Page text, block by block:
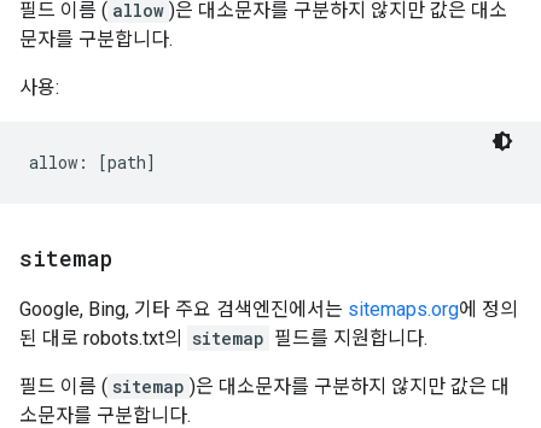
필드 이름 ( allow )은 대소문자를 구분하지 않지만 값은 대소
문자를 구분합니다.
사용:
sitemap
Google, Bing, 기타 주요 검색엔진에서는 sitemaps.org에 정의
된 대로 robots.txt의
sitemap 필드를 지원합니다.
필드 이름 ( sitemap )은 대소문자를 구분하지 않지만 값은 대
소문자를 구분합니다.